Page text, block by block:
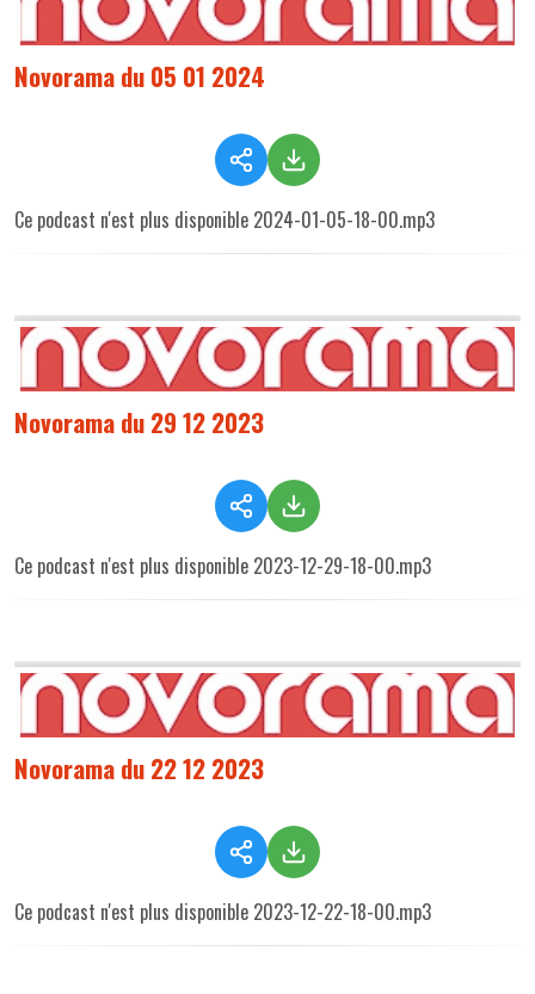
Novorama du 05 01 2024
Ce podcast n'est plus disponible 2024-01-05-18-00.mp3
Novorama du 29 12 2023
Ce podcast n'est plus disponible 2023-12-29-18-00.mp3
Novorama du 22 12 2023
Ce podcast n'est plus disponible 2023-12-22-18-00.mp3